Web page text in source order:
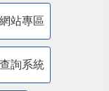
站專區
詢系統